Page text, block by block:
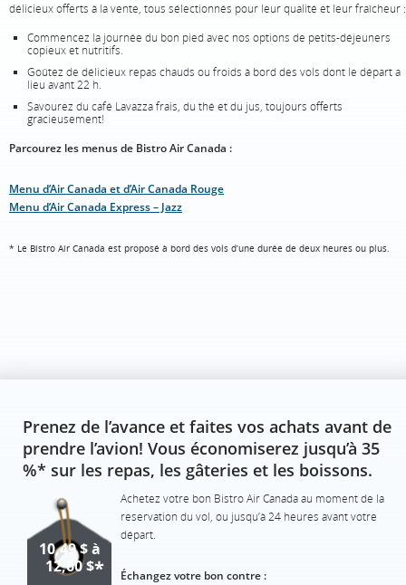
délicieux offerts à la vente, tous sélectionnés pour leur qualité et leur fraîcheur :
Commencez la journée du bon pied avec nos options de petits-déjeuners
copieux et nutritifs.
Goûtez de délicieux repas chauds ou froids à bord des vols dont le départ a
lieu avant 22 h.
Savourez du café Lavazza frais, du thé et du jus, toujours offerts
gracieusement!
Parcourez les menus de Bistro Air Canada :
Menu d’Air Canada et d’Air Canada Rouge
Menu d’Air Canada Express – Jazz
* Le Bistro Air Canada est proposé à bord des vols d’une durée de deux heures ou plus.
Prenez de l’avance et faites vos achats avant de
prendre l’avion! Vous économiserez jusqu’à 35
%* sur les repas, les gâteries et les boissons.
10,49 $ à
12,60 $*
Achetez votre bon Bistro Air Canada au moment de la
reservation du vol, ou jusqu’à 24 heures avant votre
départ.
Échangez votre bon contre :